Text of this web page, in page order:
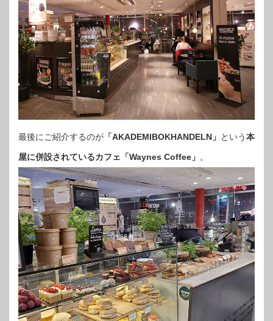
最後にご紹介するのが 「AKADEMIBOKHANDELN」 という本
屋に併設されているカフェ「Waynes Coffee」 。